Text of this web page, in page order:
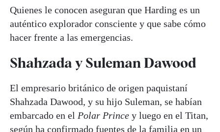
Quienes le conocen aseguran que Harding es un
auténtico explorador consciente y que sabe cómo
hacer frente a las emergencias.
Shahzada y Suleman Dawood
El empresario británico de origen paquistaní
Shahzada Dawood, y su hijo Suleman, se habían
embarcado en el Polar Prince y luego en el Titan,
según ha confirmado fuentes de la familia en un